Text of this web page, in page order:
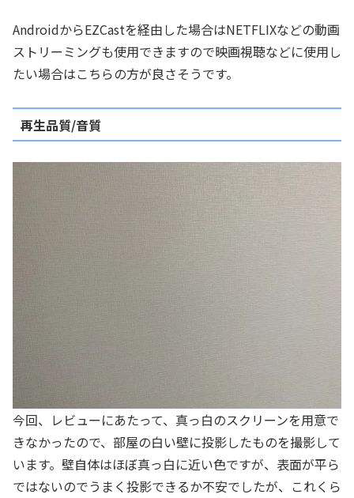
AndroidからEZCastを経由した場合はNETFLIXなどの動画
ストリーミングも使用できますので映画視聴などに使用し
たい場合はこちらの方が良さそうです。
再生品質/音質
今回、レビューにあたって、真っ白のスクリーンを用意で
きなかったので、部屋の白い壁に投影したものを撮影して
います。壁自体はほぼ真っ白に近い色ですが、表面が平ら
ではないのでうまく投影できるか不安でしたが、これくら